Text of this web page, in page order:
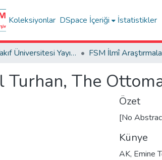
Koleksiyonlar DSpace İçeriği İstatistikler
FSM Vakıf Üniversitesi Yayınları / Publications of FSM Vakif University
Turhan, The
Özet
[No
Künye
AK, Emine